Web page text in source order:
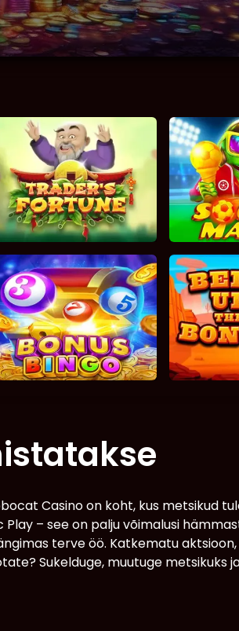
Casino on koht, kus metsikud
– see on palju võimalusi
terve öö. Katkematu
Sukelduge, muutuge metsikuks